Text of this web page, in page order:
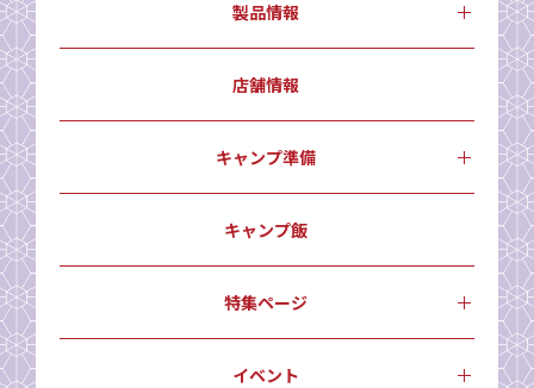
製品情報
店舗情報
キャンプ準備
キャンプ飯
特集ページ
イベント